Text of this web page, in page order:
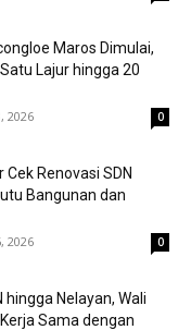
Maros Dimulai,
Lajur hingga 20
2026 0
Cek Renovasi SDN
Bangunan dan
2026 0
hingga Nelayan, Wali
Sama dengan